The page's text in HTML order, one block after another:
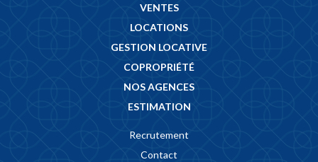
VENTES
LOCATIONS
GESTION LOCATIVE
COPROPRIÉTÉ
NOS AGENCES
ESTIMATION
Recrutement
Contact